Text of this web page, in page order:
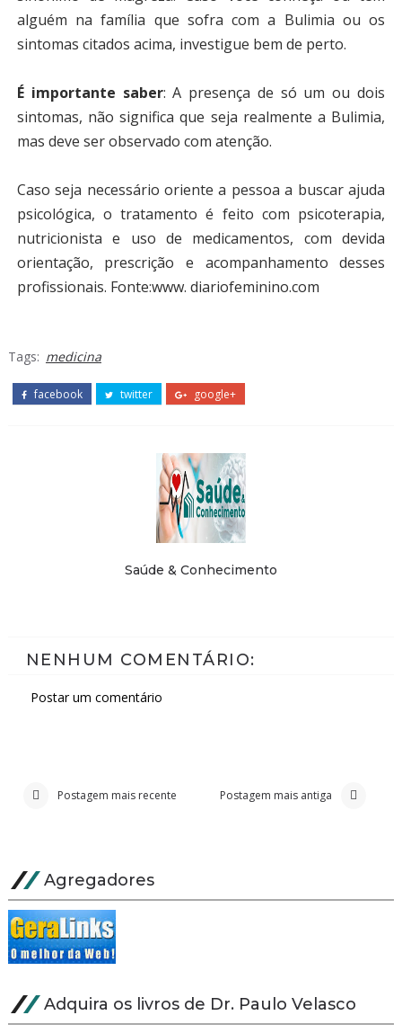
alguém na família que sofra com a Bulimia ou os
sintomas citados acima, investigue bem de perto.
É importante saber: A presença de só um ou dois
sintomas, não significa que seja realmente a Bulimia,
mas deve ser observado com atenção.
Caso seja necessário oriente a pessoa a buscar ajuda
psicológica, o tratamento é feito com psicoterapia,
nutricionista e uso de medicamentos, com devida
orientação, prescrição e acompanhamento desses
profissionais. Fonte:www. diariofeminino.com
Tags: medicina
facebook twitter google+
Saúde & Conhecimento
NENHUM COMENTÁRIO:
Postar um comentário
Postagem mais recente Postagem mais antiga
Agregadores
Adquira os livros de Dr. Paulo Velasco